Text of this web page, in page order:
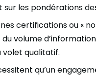
sur les pondérations
certifications ou «
volume
volet qualitatif.
qu’un